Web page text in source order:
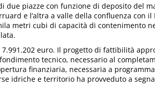
due piazze con funzione di deposito del
e l’altra a valle della confluenza con
metri cubi di capacità di contenimento
7.991.202 euro. Il progetto di fattibilità
tecnico, necessario al
finanziaria, necessaria a
idriche e territorio ha provveduto a